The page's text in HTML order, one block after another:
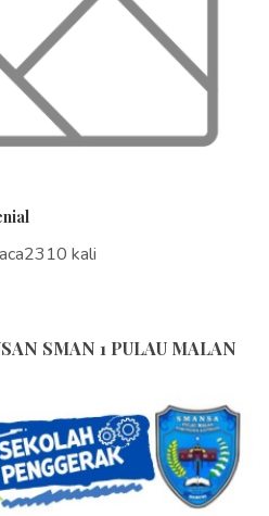
SMAN 1 PULAU MALAN
kali